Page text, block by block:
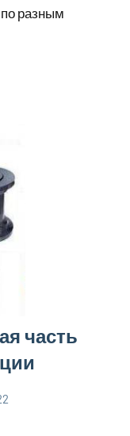
разным
часть